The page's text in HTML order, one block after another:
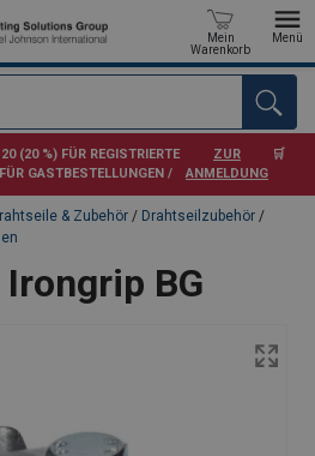
Mein
Warenkorb
Menü
(20 %) FÜR REGISTRIERTE
GASTBESTELLUNGEN /
ZUR
ANMELDUNG
🛒
& Zubehör / Drahtseilzubehör /
BG